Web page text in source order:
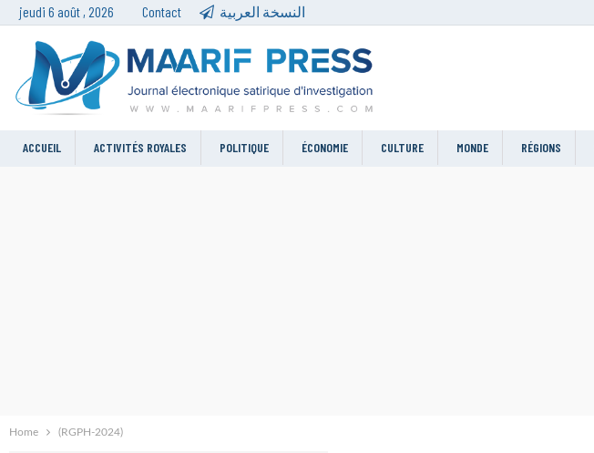
jeudi 6 août , 2026 Contact النسخة العربية
ACCUEIL ACTIVITÉS ROYALES POLITIQUE ÉCONOMIE CULTURE MONDE RÉGIONS
Home (RGPH-2024)